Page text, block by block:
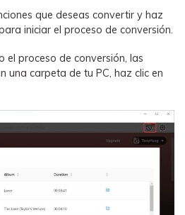
que deseas convertir y haz
iniciar el proceso de conversión.
el proceso de conversión, las
una carpeta de tu PC, haz clic en